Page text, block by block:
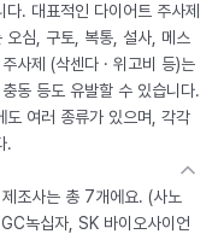
. 대표적인 다이어트 주사제
오심, 구토, 복통, 설사, 메스
사제 (삭센다 · 위고비 등)는
동 등도 유발할 수 있습니다.
도 여러 종류가 있으며, 각각
.
조사는 총 7개에요. (사노
녹십자, SK 바이오사이언